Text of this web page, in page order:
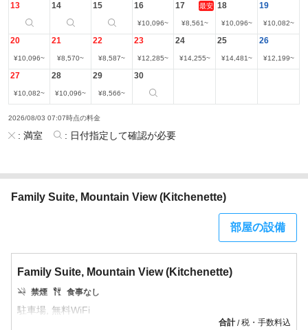
13 14 15 16
¥10,096~
17 最安
¥8,561~
18
¥10,096~
19
¥10,082~
20
¥10,096~
21
¥8,570~
22
¥8,587~
23
¥12,285~
24
¥14,255~
25
¥14,481~
26
¥12,199~
27
¥10,082~
28
¥10,096~
29
¥8,566~
30
2026/08/03 07:07時点の料金
: 満室 : 日付指定して確認が必要
Family Suite, Mountain View (Kitchenette)
部屋の設備
Family Suite, Mountain View (Kitchenette)
禁煙 食事なし
合計/税・手数料込